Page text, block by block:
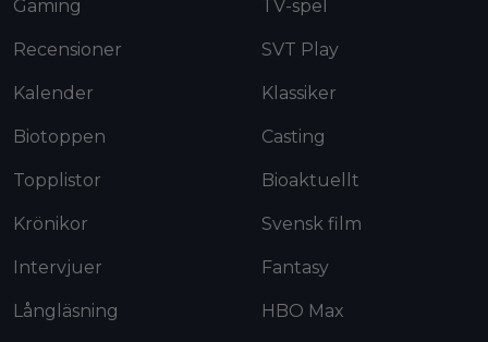
Gaming
Recensioner
Kalender
Biotoppen
Topplistor
Krönikor
Intervjuer
Långläsning
TV-spel
SVT Play
Klassiker
Casting
Bioaktuellt
Svensk film
Fantasy
HBO Max